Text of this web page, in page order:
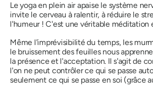
Le yoga en plein air apaise le système
invite le cerveau à ralentir, à réduire le
l'humeur ! C'est une véritable méditation
Même l'imprévisibilité du temps, les
le bruissement des feuilles nous
la présence et l'acceptation. Il s'agit de
l'on ne peut contrôler ce qui se passe
seulement ce qui se passe en soi (grâce